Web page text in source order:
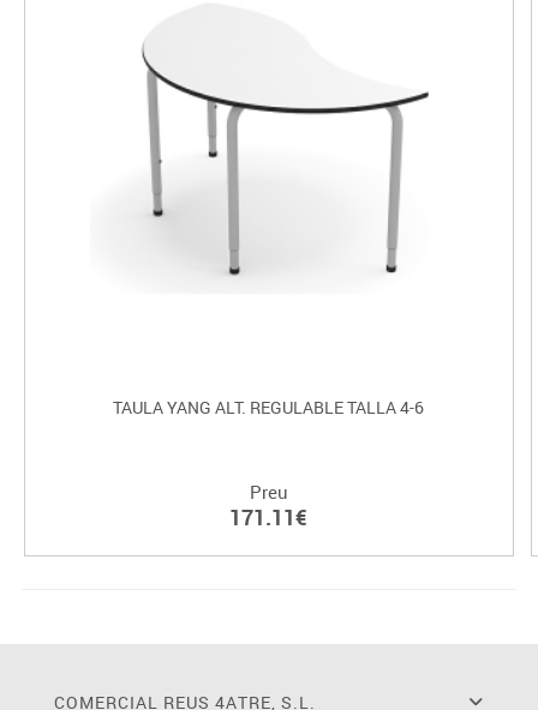
TAULA YANG ALT. REGULABLE TALLA 4-6
Preu
171.11€
COMERCIAL REUS 4ATRE, S.L.